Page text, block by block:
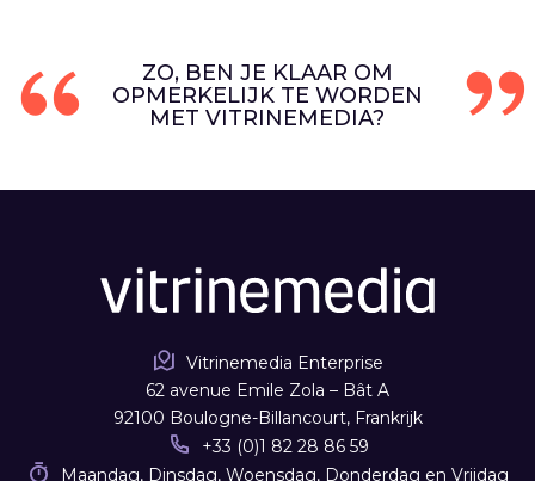
ZO, BEN JE KLAAR OM
OPMERKELIJK TE WORDEN
MET VITRINEMEDIA?
Vitrinemedia Enterprise
62 avenue Emile Zola – Bât A
92100 Boulogne-Billancourt, Frankrijk
+33 (0)1 82 28 86 59
Maandag, Dinsdag, Woensdag, Donderdag en Vrijdag